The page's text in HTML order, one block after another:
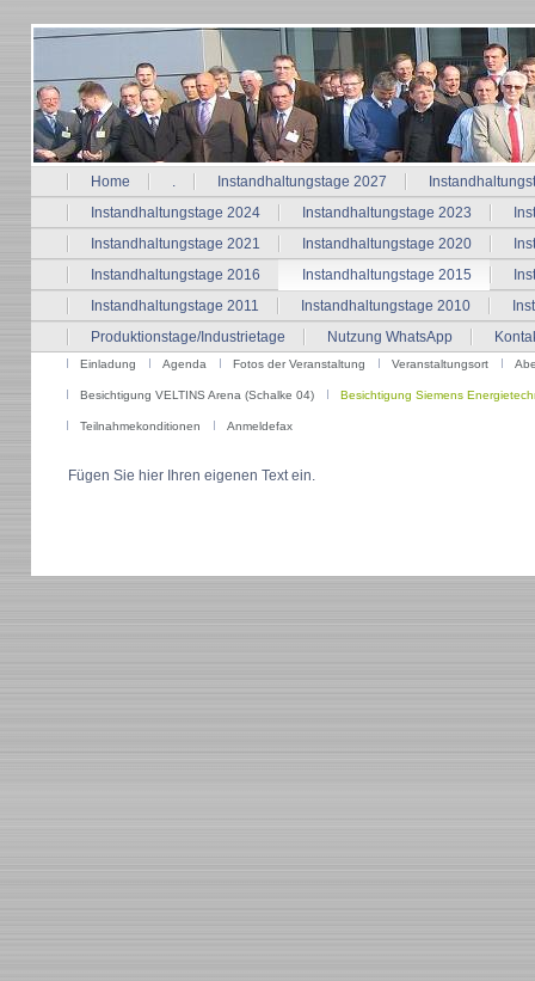
Home . Instandhaltungstage 2027
Instandhaltungstage 2024
Instandhaltungstage 2023
Instandhaltungstage 2021
Instandhaltungstage 2020
Instandhaltungstage 2016
Instandhaltungstage 2015
Instandhaltungstage 2011
Instandhaltungstage 2010
Produktionstage/Industrietage
Nutzung WhatsApp
Einladung Agenda Fotos der Veranstaltung Veranstaltungsort
Besichtigung VELTINS Arena (Schalke 04) Besichtigung Siemens
Teilnahmekonditionen Anmeldefax
Fügen Sie hier Ihren eigenen Text ein.